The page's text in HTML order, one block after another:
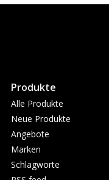
Produkte
Alle Produkte
Neue Produkte
Angebote
Marken
Schlagworte